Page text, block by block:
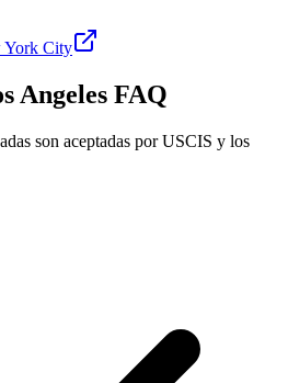
York City
Angeles FAQ
son aceptadas por USCIS y los